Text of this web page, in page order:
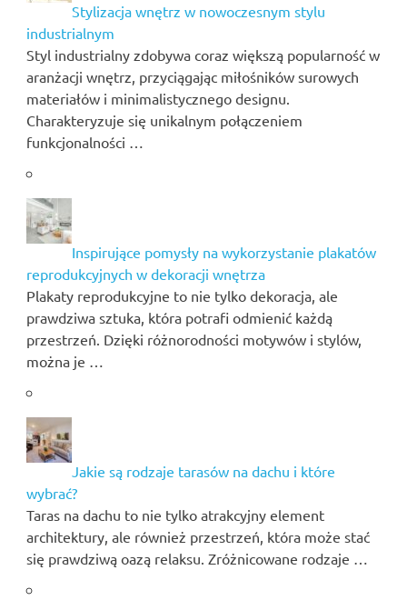
Stylizacja wnętrz w nowoczesnym stylu
industrialnym
Styl industrialny zdobywa coraz większą popularność w
aranżacji wnętrz, przyciągając miłośników surowych
materiałów i minimalistycznego designu.
Charakteryzuje się unikalnym połączeniem
funkcjonalności …
Inspirujące pomysły na wykorzystanie plakatów
reprodukcyjnych w dekoracji wnętrza
Plakaty reprodukcyjne to nie tylko dekoracja, ale
prawdziwa sztuka, która potrafi odmienić każdą
przestrzeń. Dzięki różnorodności motywów i stylów,
można je …
Jakie są rodzaje tarasów na dachu i które
wybrać?
Taras na dachu to nie tylko atrakcyjny element
architektury, ale również przestrzeń, która może stać
się prawdziwą oazą relaksu. Zróżnicowane rodzaje …